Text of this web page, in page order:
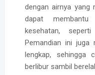
dengan airnya yang
dapat membantu
kesehatan,
Pemandian ini juga
lengkap, sehingga
berlibur sambil